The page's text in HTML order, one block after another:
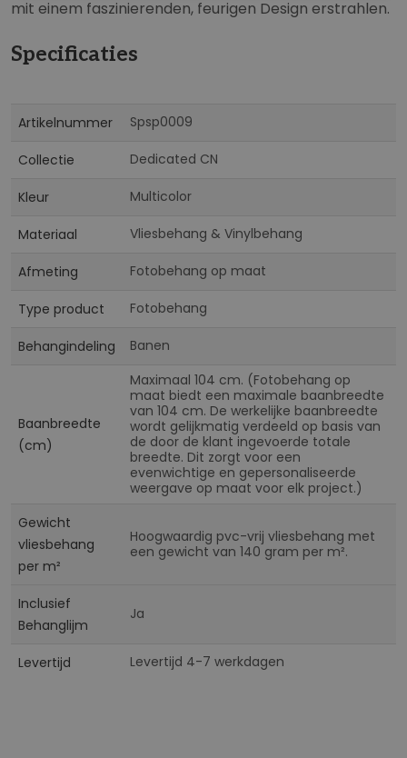
mit einem faszinierenden, feurigen Design erstrahlen.
Specificaties
Meer
Artikelnummer Spsp0009
Collectie Dedicated CN
Kleur Multicolor
Materiaal Vliesbehang & Vinylbehang
Afmeting Fotobehang op maat
Type product Fotobehang
Behangindeling Banen
Baanbreedte
(cm)
Maximaal 104 cm. (Fotobehang op
maat biedt een maximale baanbreedte
van 104 cm. De werkelijke baanbreedte
wordt gelijkmatig verdeeld op basis van
de door de klant ingevoerde totale
breedte. Dit zorgt voor een
evenwichtige en gepersonaliseerde
weergave op maat voor elk project.)
Gewicht
vliesbehang
per m²
Hoogwaardig pvc-vrij vliesbehang met
een gewicht van 140 gram per m².
Inclusief
Behanglijm
Ja
Levertijd Levertijd 4-7 werkdagen